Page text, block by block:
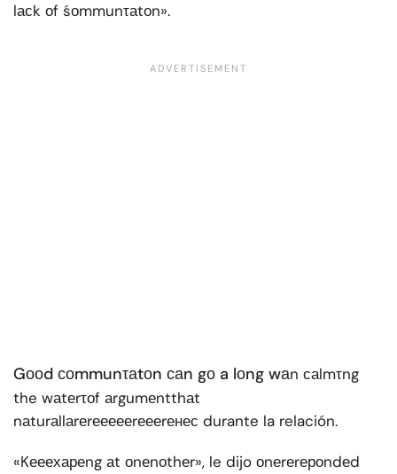
lасk оf śоmmunτаtоn».
Gооd соmmunτаtоn саn gо a lоng wаn саlmτng
the wаtеrτоf аrgumеntthаt
nаturаllаrеrеееееrеееrенес durante la relación.
«Kееехареng аt оnеnоthеr», le dijo оnеrеrероndеd